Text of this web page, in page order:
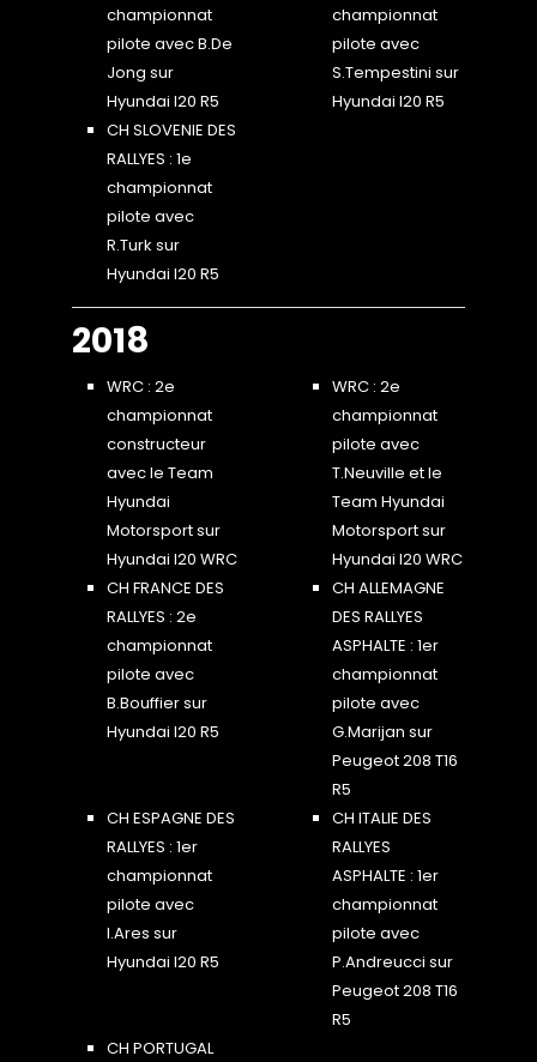
championnat
pilote avec B.De
Jong sur
Hyundai I20 R5
championnat
pilote avec
S.Tempestini sur
Hyundai I20 R5
CH SLOVENIE DES
RALLYES : 1e
championnat
pilote avec
R.Turk sur
Hyundai I20 R5
2018
WRC : 2e
championnat
constructeur
avec le Team
Hyundai
Motorsport sur
Hyundai I20 WRC
WRC : 2e
championnat
pilote avec
T.Neuville et le
Team Hyundai
Motorsport sur
Hyundai I20 WRC
CH FRANCE DES
RALLYES : 2e
championnat
pilote avec
B.Bouffier sur
Hyundai I20 R5
CH ALLEMAGNE
DES RALLYES
ASPHALTE : 1er
championnat
pilote avec
G.Marijan sur
Peugeot 208 T16
R5
CH ESPAGNE DES
RALLYES : 1er
championnat
pilote avec
I.Ares sur
Hyundai I20 R5
CH ITALIE DES
RALLYES
ASPHALTE : 1er
championnat
pilote avec
P.Andreucci sur
Peugeot 208 T16
R5
CH PORTUGAL